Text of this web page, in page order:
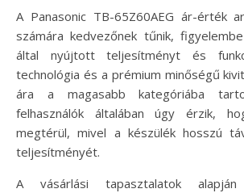
A Panasonic TB-65Z60AEG ár-érték
számára kedvezőnek tűnik,
által nyújtott teljesítményt és
technológia és a prémium minőségű
ára a magasabb kategóriába
felhasználók általában úgy érzik,
megtérül, mivel a készülék hosszú
teljesítményét.
A vásárlási tapasztalatok